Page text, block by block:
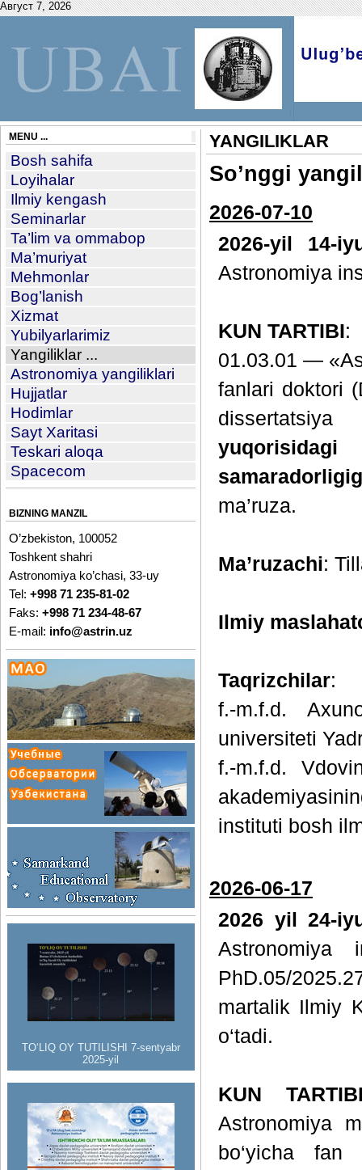
Август 7, 2026
MENU ...
Bosh sahifa
Loyihalar
Ilmiy kengash
Seminarlar
Ta’lim va ommabop
Ma’muriyat
Mehmonlar
Bog’lanish
Xizmat
Yubilyarlarimiz
Yangiliklar ...
Astronomiya yangiliklari
Hujjatlar
Hodimlar
Sayt Xaritasi
Teskari aloqa
Spacecom
BIZNING MANZIL
O’zbekiston, 100052
Toshkent shahri
Astronomiya ko’chasi, 33-uy
Tel: +998 71 235-81-02
Faks: +998 71 234-48-67
E-mail: info@astrin.uz
TO‘LIQ OY TUTILISHI 7-sentyabr
2025-yil
YANGILIKLAR
So’nggi
2026-07-10
2026-yil 14-
Astronomiya
KUN TARTIBI:
01.03.01 —
fanlari doktori
ma’ruza.
Ma’ruzachi:
Ilmiy
Taqrizchilar:
f.-m.f.d.
universiteti
f.-m.f.d.
instituti bosh
2026-06-17
2026 yil 24-
Astronomiya
PhD.05/
martalik Ilmiy
o‘tadi.
KUN
Astronomiya
bo‘yicha